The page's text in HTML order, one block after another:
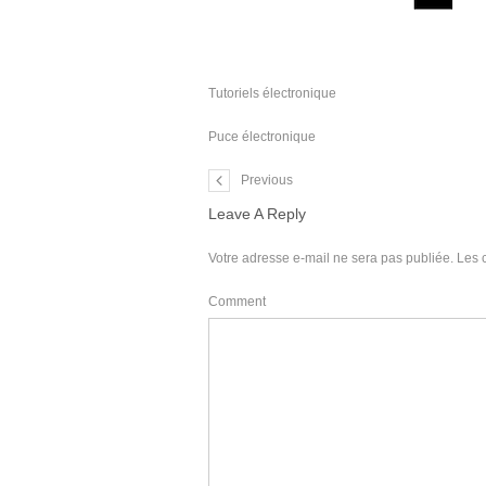
Tutoriels électronique
Puce électronique
Previous
Leave A Reply
Votre adresse e-mail ne sera pas publiée. Les
Comment